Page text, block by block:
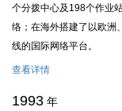
个分拨中心及198个作业
络；在海外搭建了以欧洲
线的国际网络平台。
查看详情
1993 年